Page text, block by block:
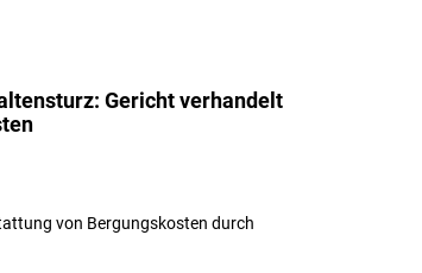
Gericht verhandelt
von Bergungskosten durch